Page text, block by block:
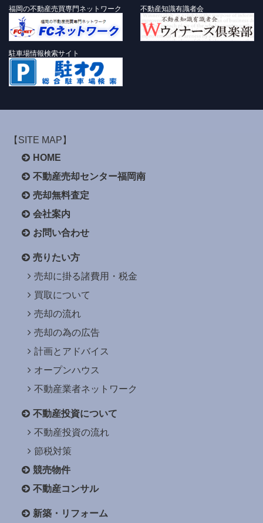
福岡の不動産売買専門ネットワーク 不動産知識有識者会
駐車場情報検索サイト
【SITE MAP】
HOME
不動産売却センター福岡南
売却無料査定
会社案内
お問い合わせ
売りたい方
売却に掛る諸費用・税金
買取について
売却の流れ
売却の為の広告
計画とアドバイス
オープンハウス
不動産業者ネットワーク
不動産投資について
不動産投資の流れ
節税対策
競売物件
不動産コンサル
新築・リフォーム